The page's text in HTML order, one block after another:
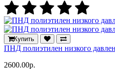
Купить
ПНД полиэтилен низкого
2600.00р.